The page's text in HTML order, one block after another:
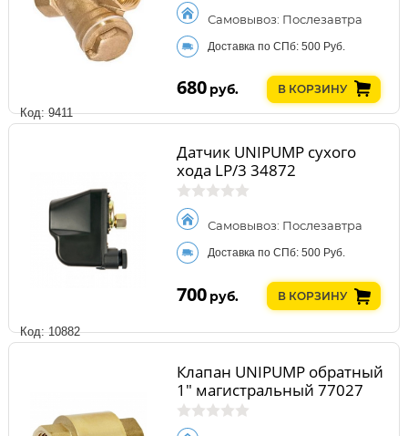
Код: 9411
Самовывоз: Послезавтра
Доставка по СПб: 500 Руб.
680 руб. В КОРЗИНУ
Код: 10882
Датчик UNIPUMP сухого
хода LP/3 34872
Самовывоз: Послезавтра
Доставка по СПб: 500 Руб.
700 руб. В КОРЗИНУ
Клапан UNIPUMP обратный
1" магистральный 77027